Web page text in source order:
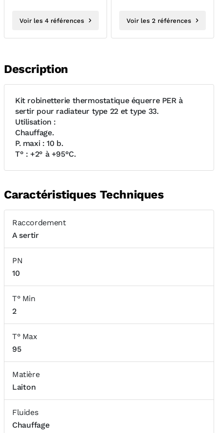
Voir les 4 références Voir les 2 références
Description
Kit robinetterie thermostatique équerre PER à
sertir pour radiateur type 22 et type 33.
Utilisation :
Chauffage.
P. maxi : 10 b.
T° : +2° à +95°C.
Caractéristiques Techniques
Raccordement
A sertir
PN
10
T° Min
2
T° Max
95
Matière
Laiton
Fluides
Chauffage